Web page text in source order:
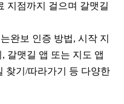
지점까지 걸으며 갈맷길
완보 인증 방법, 시작 지
, 갈맷길 앱 또는 지도 앱
찾기 /따라가기 등 다양한